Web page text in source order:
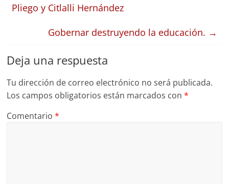
Pliego y Citlalli Hernández
Gobernar destruyendo la educación. →
Deja una respuesta
Tu dirección de correo electrónico no será publicada.
Los campos obligatorios están marcados con*
Comentario*